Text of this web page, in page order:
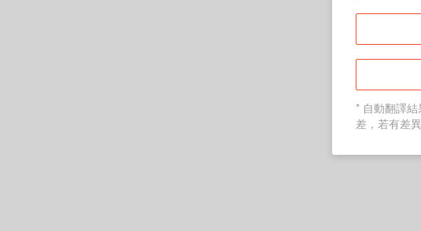
* 自動翻譯
差，若有差